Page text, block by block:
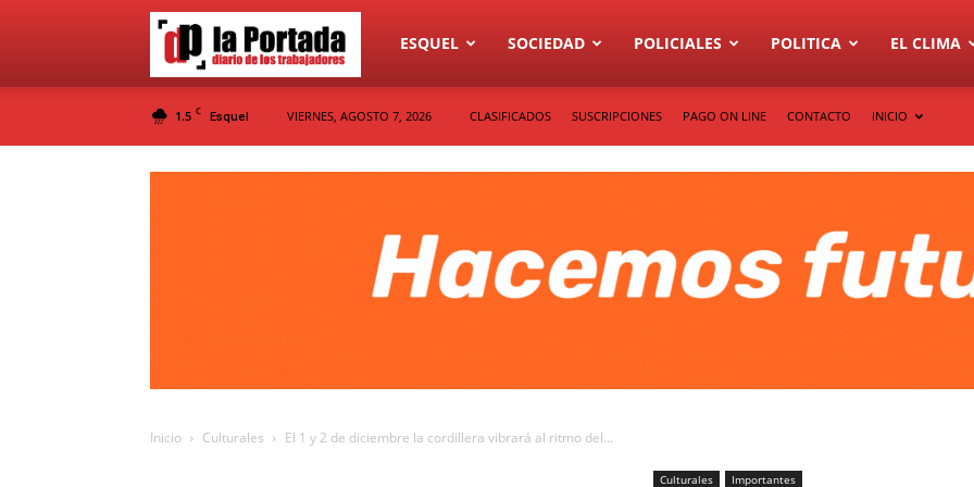
Diario
La
ESQUEL SOCIEDAD POLICIALES POLITICA EL CLIMA
1.5 C Esquel VIERNES, AGOSTO 7, 2026 CLASIFICADOS SUSCRIPCIONES PAGO ON LINE CONTACTO INICIO
Inicio Culturales El 1 y 2 de diciembre la cordillera vibrará al ritmo del...
Culturales Importantes